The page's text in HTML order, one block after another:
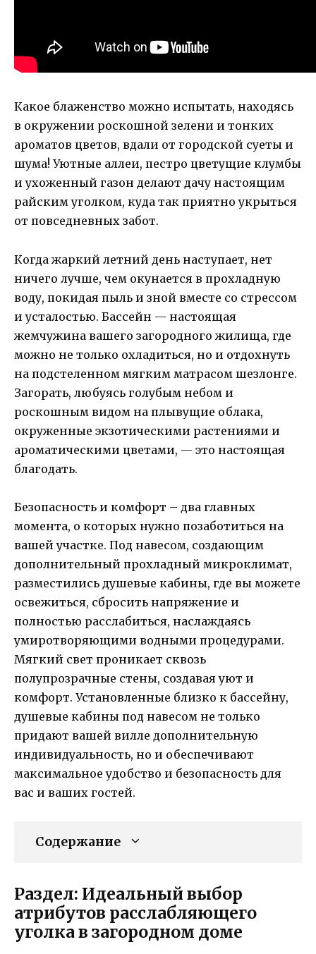
Какое блаженство можно испытать, находясь
в окружении роскошной зелени и тонких
ароматов цветов, вдали от городской суеты и
шума! Уютные аллеи, пестро цветущие клумбы
и ухоженный газон делают дачу настоящим
райским уголком, куда так приятно укрыться
от повседневных забот.
Когда жаркий летний день наступает, нет
ничего лучше, чем окунается в прохладную
воду, покидая пыль и зной вместе со стрессом
и усталостью. Бассейн — настоящая
жемчужина вашего загородного жилища, где
можно не только охладиться, но и отдохнуть
на подстеленном мягким матрасом шезлонге.
Загорать, любуясь голубым небом и
роскошным видом на плывущие облака,
окруженные экзотическими растениями и
ароматическими цветами, — это настоящая
благодать.
Безопасность и комфорт – два главных
момента, о которых нужно позаботиться на
вашей участке. Под навесом, создающим
дополнительный прохладный микроклимат,
разместились душевые кабины, где вы можете
освежиться, сбросить напряжение и
полностью расслабиться, наслаждаясь
умиротворяющими водными процедурами.
Мягкий свет проникает сквозь
полупрозрачные стены, создавая уют и
комфорт. Установленные близко к бассейну,
душевые кабины под навесом не только
придают вашей вилле дополнительную
индивидуальность, но и обеспечивают
максимальное удобство и безопасность для
вас и ваших гостей.
Содержание
Раздел: Идеальный выбор
атрибутов расслабляющего
уголка в загородном доме